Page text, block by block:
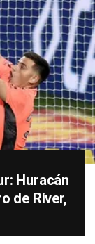
Huracán
de River,